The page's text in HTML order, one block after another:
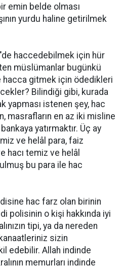
emin belde olması
yurdu haline getirilmek
haccedebilmek için hür
müslümanlar bugünkü
hacca gitmek için ödedikleri
Bilindiği gibi, kurada
yapması istenen şey, hac
masrafların en az iki misline
yatırmaktır. Üç ay
ve helâl para, faiz
hacı temiz ve helâl
bu para ile hac
hac farz olan birinin
polisinin o kişi hakkında iyi
tipi, ya da nereden
sizin
edebilir. Allah indinde
memurları indinde